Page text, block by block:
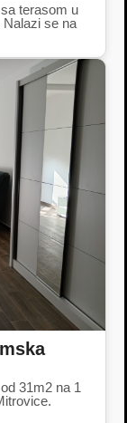
terasom u
se na
31m2 na 1